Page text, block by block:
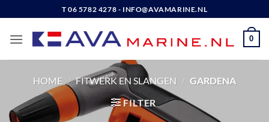
naar
inhoud
T 06 5782 4278 - INFO@AVAMARINE.NL
0
HOME / FITWERK EN SLANGEN / GARDENA
FILTER